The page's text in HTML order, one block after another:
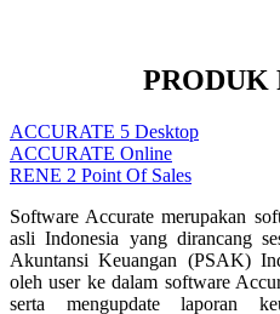
ACCURATE 5 Desktop
ACCURATE Online
RENE 2 Point Of Sales
Software Accurate merupakan
asli Indonesia yang dirancang
Akuntansi Keuangan (PSAK)
oleh user ke dalam software
serta mengupdate laporan